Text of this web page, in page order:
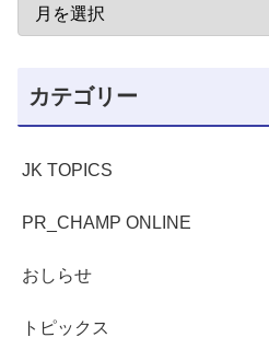
カテゴリー
JK TOPICS
PR_CHAMP ONLINE
おしらせ
トピックス